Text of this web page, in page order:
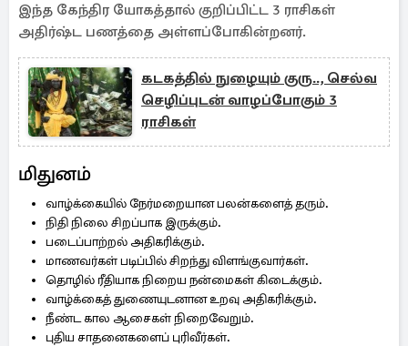
இந்த கேந்திர யோகத்தால் குறிப்பிட்ட 3 ராசிகள்
அதிர்ஷ்ட பணத்தை அள்ளப்போகின்றனர்.
கடகத்தில் நுழையும் குரு.., செல்வ
செழிப்புடன் வாழப்போகும் 3
ராசிகள்
மிதுனம்
வாழ்க்கையில் நேர்மறையான பலன்களைத் தரும்.
நிதி நிலை சிறப்பாக இருக்கும்.
படைப்பாற்றல் அதிகரிக்கும்.
மாணவர்கள் படிப்பில் சிறந்து விளங்குவார்கள்.
தொழில் ரீதியாக நிறைய நன்மைகள் கிடைக்கும்.
வாழ்க்கைத் துணையுடனான உறவு அதிகரிக்கும்.
நீண்ட கால ஆசைகள் நிறைவேறும்.
புதிய சாதனைகளைப் புரிவீர்கள்.